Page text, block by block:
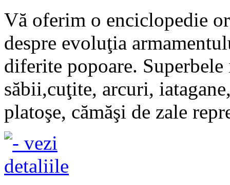
Vă oferim o enciclopedie
despre evoluţia
diferite popoare.
săbii,cuţite, arcuri,
platoşe, cămăşi de zale